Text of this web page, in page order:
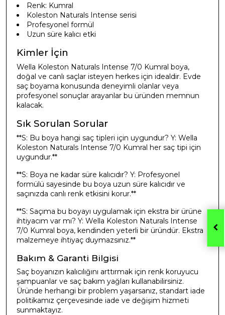
Renk: Kumral
Koleston Naturals Intense serisi
Profesyonel formül
Uzun süre kalıcı etki
Kimler İçin
Wella Koleston Naturals Intense 7/0 Kumral boya,
doğal ve canlı saçlar isteyen herkes için idealdir. Evde
saç boyama konusunda deneyimli olanlar veya
profesyonel sonuçlar arayanlar bu üründen memnun
kalacak.
Sık Sorulan Sorular
**S: Bu boya hangi saç tipleri için uygundur? Y: Wella
Koleston Naturals Intense 7/0 Kumral her saç tipi için
uygundur.**
**S: Boya ne kadar süre kalıcıdır? Y: Profesyonel
formülü sayesinde bu boya uzun süre kalıcıdır ve
saçınızda canlı renk etkisini korur.**
**S: Saçıma bu boyayı uygulamak için ekstra bir ürüne
ihtiyacım var mı? Y: Wella Koleston Naturals Intense
7/0 Kumral boya, kendinden yeterli bir üründür. Ekstra
malzemeye ihtiyaç duymazsınız.**
Bakım & Garanti Bilgisi
Saç boyanızın kalıcılığını arttırmak için renk koruyucu
şampuanlar ve saç bakım yağları kullanabilirsiniz.
Üründe herhangi bir problem yaşarsanız, standart iade
politikamız çerçevesinde iade ve değişim hizmeti
sunmaktayız.